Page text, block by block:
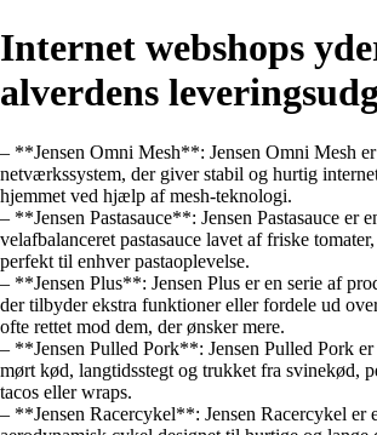
Internet webshops
alverdens
– **Jensen Omni Mesh**: Jensen Omni Mesh
netværkssystem, der giver stabil og hurtig
hjemmet ved hjælp af mesh-teknologi.
– **Jensen Pastasauce**: Jensen Pastasauce er
velafbalanceret pastasauce lavet af friske
perfekt til enhver pastaoplevelse.
– **Jensen Plus**: Jensen Plus er en serie af
der tilbyder ekstra funktioner eller fordele ud
ofte rettet mod dem, der ønsker mere.
– **Jensen Pulled Pork**: Jensen Pulled Pork er
mørt kød, langtidsstegt og trukket fra svinekød,
tacos eller wraps.
– **Jensen Racercykel**: Jensen Racercykel er